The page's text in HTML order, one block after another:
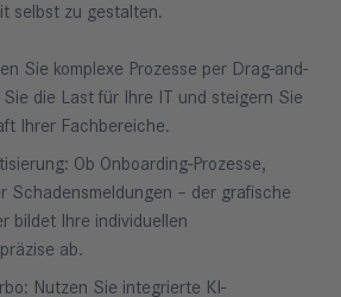
selbst zu gestalten.
Sie komplexe Prozesse per Drag-and-
die Last für Ihre IT und steigern Sie
Ihrer Fachbereiche.
Ob Onboarding-Prozesse,
Schadensmeldungen – der grafische
bildet Ihre individuellen
ab.
Nutzen Sie integrierte KI-